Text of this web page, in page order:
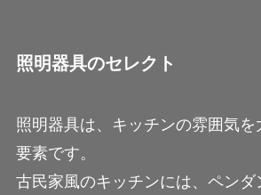
照明器具のセレクト
照明器具は、キッチンの雰囲気を
要素です。
古民家風のキッチンには、ペンダ